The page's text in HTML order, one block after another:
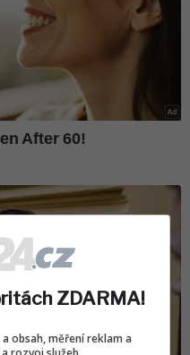
ZDARMA!
obsah, měření reklam a